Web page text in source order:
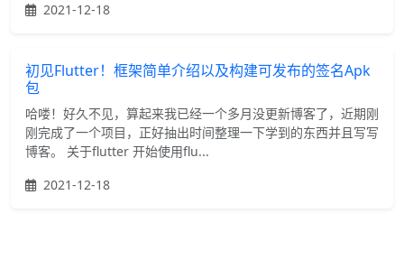
2021-12-18
初见Flutter！框架简单介绍以及构建可发布的签名Apk
包
哈喽！好久不见，算起来我已经一个多月没更新博客了，近期刚
刚完成了一个项目，正好抽出时间整理一下学到的东西并且写写
博客。 关于flutter 开始使用flu...
2021-12-18